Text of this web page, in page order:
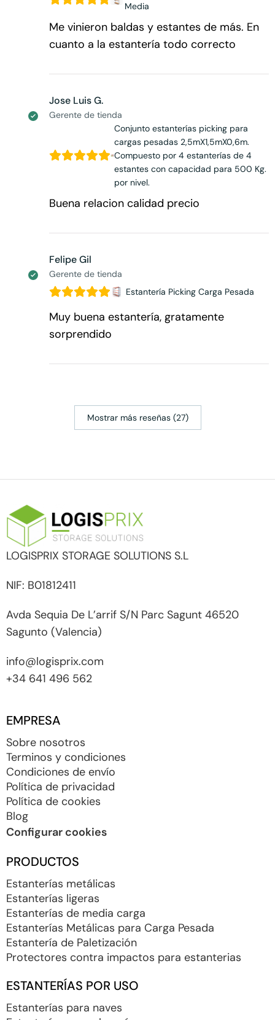
Media
Me vinieron baldas y estantes de más. En
cuanto a la estantería todo correcto
Jose Luis G.
Gerente de tienda
Conjunto estanterías picking para
cargas pesadas 2,5mX1,5mX0,6m.
Compuesto por 4 estanterías de 4
estantes con capacidad para 500 Kg.
por nivel.
Buena relacion calidad precio
Felipe Gil
Gerente de tienda
Estantería Picking Carga Pesada
Muy buena estantería, gratamente
sorprendido
Mostrar más reseñas (27)
LOGISPRIX STORAGE SOLUTIONS S.L
NIF: B01812411
Avda Sequia De L’arrif S/N Parc Sagunt 46520
Sagunto (Valencia)
info@logisprix.com
+34 641 496 562
EMPRESA
Sobre nosotros
Terminos y condiciones
Condiciones de envío
Política de privacidad
Política de cookies
Blog
Configurar cookies
PRODUCTOS
Estanterías metálicas
Estanterías ligeras
Estanterías de media carga
Estanterías Metálicas para Carga Pesada
Estantería de Paletización
Protectores contra impactos para estanterias
ESTANTERÍAS POR USO
Estanterías para naves